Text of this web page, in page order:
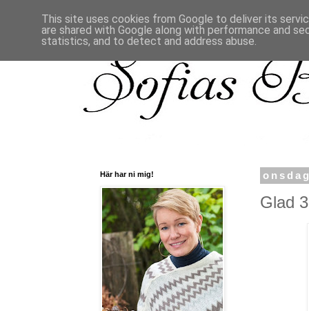
Glad
Här har ni mig!
This site uses cookies from Google to deliver its
are shared with Google along with performance and
statistics, and to detect and address abuse.